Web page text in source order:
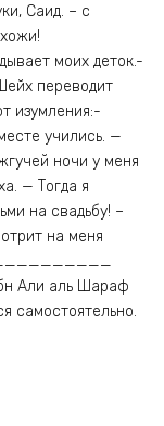
Саид. – с
моих деток.-
переводит
изумления:-
учились. —
ночи у меня
— Тогда я
на свадьбу! –
на меня
Али аль Шараф
самостоятельно.